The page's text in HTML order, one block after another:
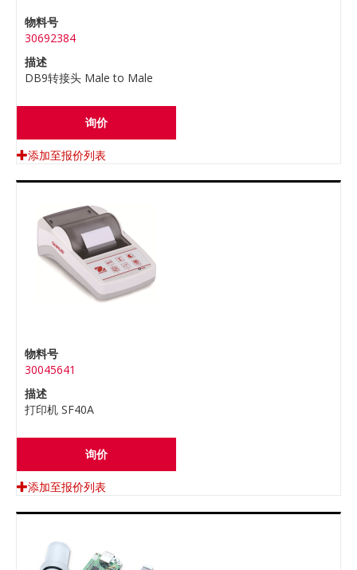
物料号
30692384
描述
DB9转接头 Male to Male
询价
添加至报价列表
物料号
30045641
描述
打印机 SF40A
询价
添加至报价列表